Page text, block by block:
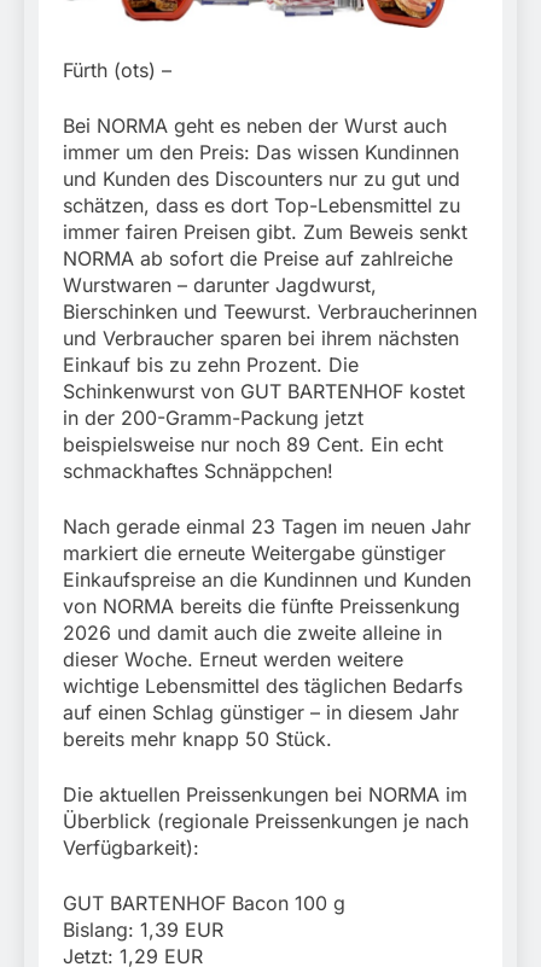
31. Juli 2026
Fürth (ots) –
Bei NORMA geht es neben der Wurst auch
immer um den Preis: Das wissen Kundinnen
und Kunden des Discounters nur zu gut und
schätzen, dass es dort Top-Lebensmittel zu
immer fairen Preisen gibt. Zum Beweis senkt
NORMA ab sofort die Preise auf zahlreiche
Wurstwaren – darunter Jagdwurst,
Bierschinken und Teewurst. Verbraucherinnen
und Verbraucher sparen bei ihrem nächsten
Einkauf bis zu zehn Prozent. Die
Schinkenwurst von GUT BARTENHOF kostet
in der 200-Gramm-Packung jetzt
beispielsweise nur noch 89 Cent. Ein echt
schmackhaftes Schnäppchen!
Nach gerade einmal 23 Tagen im neuen Jahr
markiert die erneute Weitergabe günstiger
Einkaufspreise an die Kundinnen und Kunden
von NORMA bereits die fünfte Preissenkung
2026 und damit auch die zweite alleine in
dieser Woche. Erneut werden weitere
wichtige Lebensmittel des täglichen Bedarfs
auf einen Schlag günstiger – in diesem Jahr
bereits mehr knapp 50 Stück.
Die aktuellen Preissenkungen bei NORMA im
Überblick (regionale Preissenkungen je nach
Verfügbarkeit):
GUT BARTENHOF Bacon 100 g
Bislang: 1,39 EUR
Jetzt: 1,29 EUR